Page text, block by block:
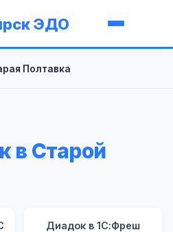
ЭДО
Полтавка
в Старой
Диадок в 1С:Фреш